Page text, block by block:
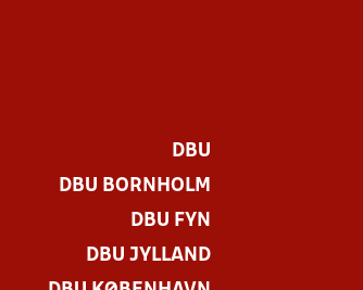
DBU
DBU BORNHOLM
DBU FYN
DBU JYLLAND